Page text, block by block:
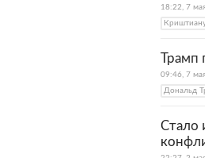
18:22, 7
Трамп
09:46, 7
Дональд
Стало